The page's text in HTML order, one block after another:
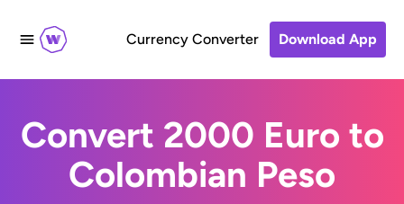
Currency Converter Download App
Convert 2000 Euro to
Colombian Peso